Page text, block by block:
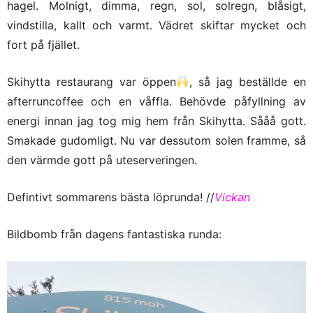
hagel. Molnigt, dimma, regn, sol, solregn, blåsigt,
vindstilla, kallt och varmt. Vädret skiftar mycket och
fort på fjället.
Skihytta restaurang var öppen
, så jag beställde en
afterruncoffee och en våffla. Behövde påfyllning av
energi innan jag tog mig hem från Skihytta. Sååå gott.
Smakade gudomligt. Nu var dessutom solen framme, så
den värmde gott på uteserveringen.
Defintivt sommarens bästa löprunda! //Vickan
Bildbomb från dagens fantastiska runda: